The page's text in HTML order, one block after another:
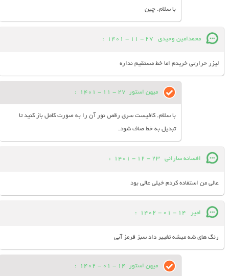
با سلام. چین
محمدامین وحیدی 27 - 11 - 1401
:
لیزر حرارتی خریدم اما خط مستقیم نداره
میهن استور 27 - 11 - 1401
:
با سلام. کافیست سری رقص نور آن را به صورت کامل باز کنید تا
تبدیل به خط صاف شود.
افسانه سارانی 23 - 12 - 1401
:
عالی من استفاده کردم خیلی عالی بود
امیر 14 - 01 - 1402
:
رنگ های شه میشه تغییر داد سبز قرمز آبی
میهن استور 14 - 01 - 1402
: